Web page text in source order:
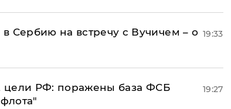
Сербию на встречу с Вучичем – о 19:33
цели РФ: поражены база ФСБ
19:27